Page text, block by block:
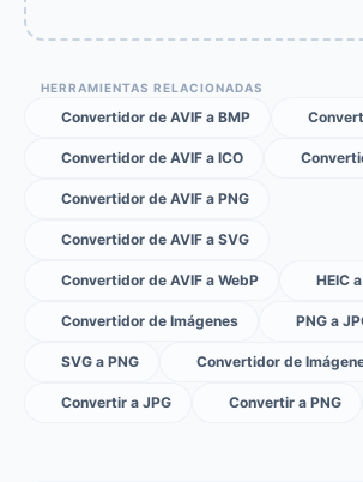
HERRAMIENTAS RELACIONADAS
Convertidor de AVIF a BMP
Convertidor de AVIF a ICO
Convertidor de AVIF a PNG
Convertidor de AVIF a SVG
Convertidor de AVIF a WebP HEIC
Convertidor de Imágenes PNG a
SVG a PNG Convertidor de
Convertir a JPG Convertir a PNG